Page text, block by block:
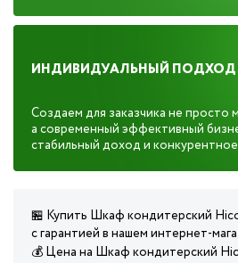
ИНДИВИДУАЛЬНЫЙ ПОДХОД
Создаем для заказчика не просто
а современный эффективный
стабильный доход и
🏪 Купить Шкаф кондитерский
с гарантией в нашем интернет-
💰 Цена на Шкаф кондитерский